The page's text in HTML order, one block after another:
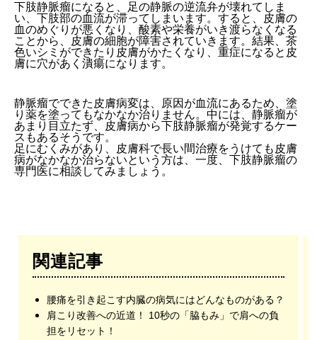
下肢静脈瘤になると、足の静脈の逆流弁が壊れてしま
い、下肢部の血流が滞ってしまいます。すると、皮膚の
血のめぐりが悪くなり、酸素や栄養がいき渡らなくなる
ことから、皮膚の細胞が障害されていきます。結果、茶
色いシミができたり皮膚がかたくなり、重症になると皮
膚に穴があく潰瘍になります。
静脈瘤でできた皮膚病変は、原因が血流にあるため、塗
り薬を塗ってもなかなか治りません。中には、静脈瘤が
あまり目立たず、皮膚病から下肢静脈瘤が発覚するケー
スもあるそうです。
足にむくみがあり、皮膚科で長い間治療をうけても皮膚
病がなかなか治らないという方は、一度、下肢静脈瘤の
専門医に相談してみましょう。
関連記事
腰痛を引き起こす内臓の病気にはどんなものがある？
肩こり改善への近道！ 10秒の「脇もみ」で肩への負
担をリセット！